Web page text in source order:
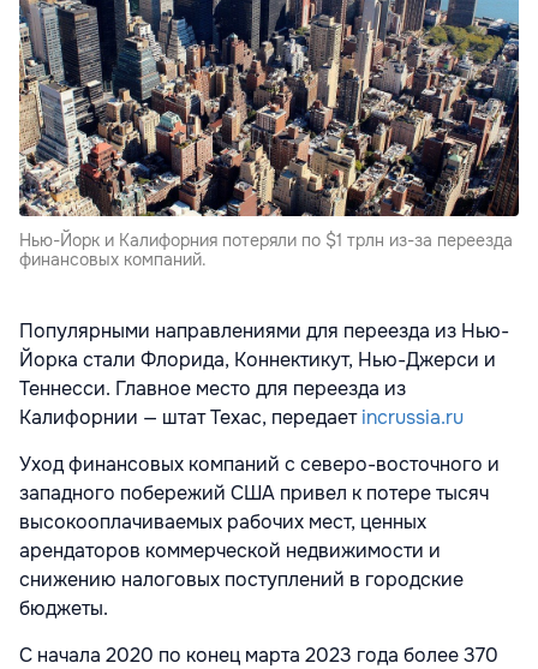
Нью-Йорк и Калифорния потеряли по $1 трлн из-за переезда
финансовых компаний.
Популярными направлениями для переезда из Нью-
Йорка стали Флорида, Коннектикут, Нью-Джерси и
Теннесси. Главное место для переезда из
Калифорнии — штат Техас, передаетincrussia.ru
Уход финансовых компаний с северо-восточного и
западного побережий США привел к потере тысяч
высокооплачиваемых рабочих мест, ценных
арендаторов коммерческой недвижимости и
снижению налоговых поступлений в городские
бюджеты.
С начала 2020 по конец марта 2023 года более 370